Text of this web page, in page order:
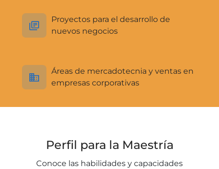
Proyectos para el desarrollo de
nuevos negocios
Áreas de mercadotecnia y ventas en
empresas corporativas
Perfil para la Maestría
Conoce las habilidades y capacidades